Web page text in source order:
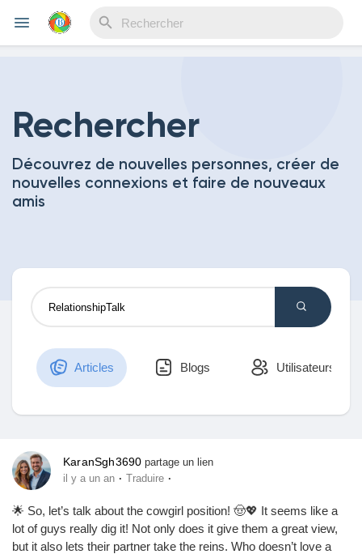
Découvrir Evènements
Découvrir Blogs
Mes Articles
Rechercher
Découvrez de nouvelles personnes, créer de
nouvelles connexions et faire de nouveaux
amis
Articles Blogs Utilisateurs
KaranSgh3690 partage un lien
il y a un an · Traduire ·
🌟 So, let’s talk about the cowgirl position! 🤠💖 It seems like a
lot of guys really dig it! Not only does it give them a great view,
but it also lets their partner take the reins. Who doesn’t love a